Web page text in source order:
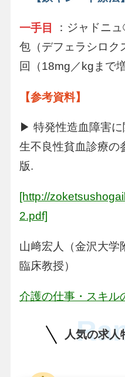
一手目
：ジャドニ
包（デフェラシロク
回（18mg／kgまで
【参考資料】
▶ 特発性造血障害
生不良性貧血診療の
版.
[http://
2.pdf]
山﨑宏人（金沢大学
臨床教授）
介護の仕事・スキル
人気の求人